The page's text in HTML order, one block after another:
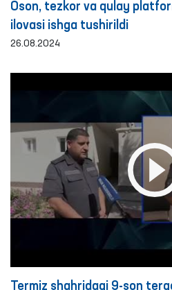
Oson, tezkor va qulay
ilovasi ishga tushirildi
26.08.2024
Termiz shahridagi 9-son